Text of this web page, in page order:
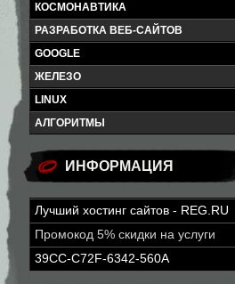
КОСМОНАВТИКА
РАЗРАБОТКА ВЕБ-САЙТОВ
GOOGLE
ЖЕЛЕЗО
LINUX
АЛГОРИТМЫ
ИНФОРМАЦИЯ
Лучший хостинг сайтов - REG.RU
Промокод 5% скидки на услуги
39CC-C72F-6342-560A